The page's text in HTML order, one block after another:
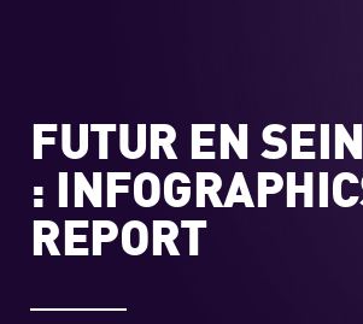
FUTUR EN
:
REPORT